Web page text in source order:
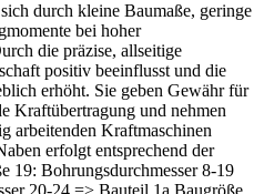
durch kleine Baumaße, geringe
bei hoher
die präzise, allseitige
positiv beeinflusst und die
erhöht. Sie geben Gewähr für
Kraftübertragung und nehmen
arbeitenden Kraftmaschinen
erfolgt entsprechend der
19: Bohrungsdurchmesser 8-19